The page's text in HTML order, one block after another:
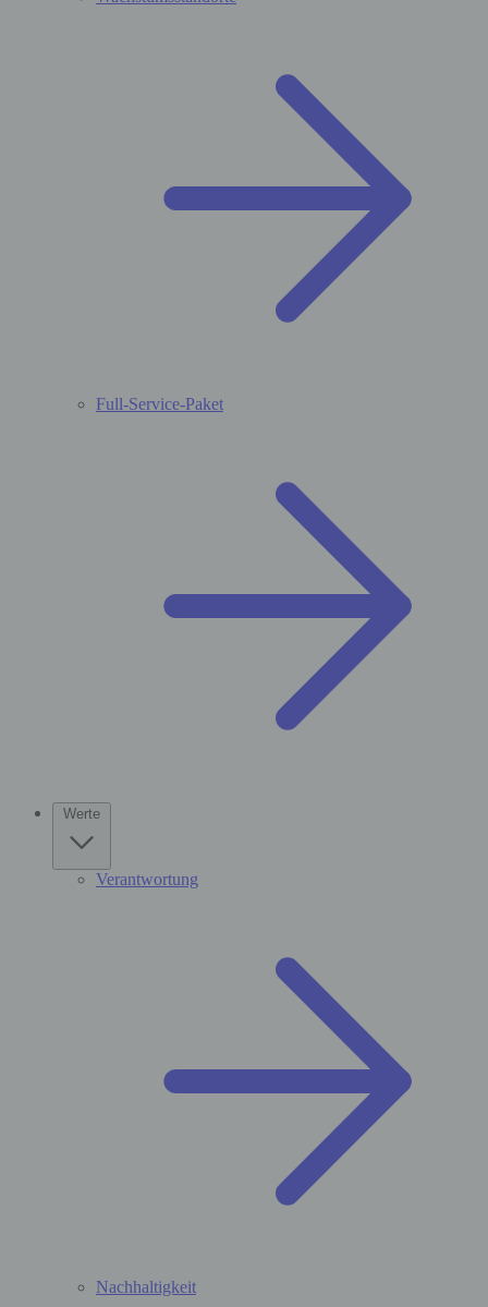
Full-Service-Paket
Werte
Verantwortung
Nachhaltigkeit